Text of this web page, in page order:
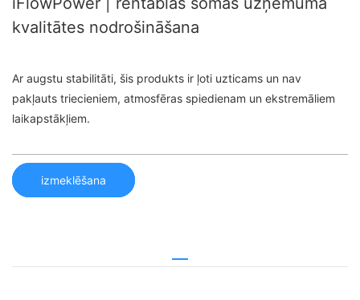
kvalitātes nodrošināšana
Ar augstu stabilitāti, šis produkts ir ļoti uzticams un nav
pakļauts triecieniem, atmosfēras spiedienam un ekstremāliem
laikapstākļiem.
izmeklēšana